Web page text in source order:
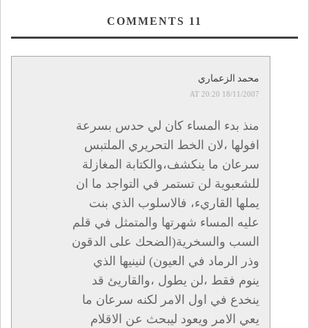
11
محمد الزعماري
18/11/2007 AT 20:20
منذ بدء المساء كان لي حدس بسرعة
افولها ،لان الخط التحريري الملتبس
سرعان ما ينكشف،والكتابة المغازلة
للشعبوية لن تستمر في التواجد ما ان
يملها القاريء، فالاسلوب الذي بنت
عليه المساء شهرتها والمتمثل في قلم
السب والسخرية(الضحك على الدقون
وذر الرماد في العيون) لنينيها الذي
ينوم فقط ،لن يطول ،والقاريئ قد
ينخدع في اول الامر لكنه سرعان ما
يعي الامر ويعود ليبحث عن الاقلام